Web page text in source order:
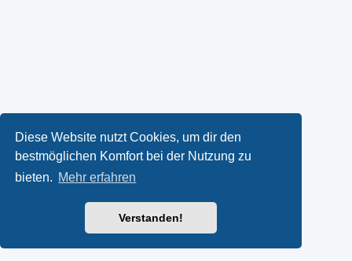
Diese Website nutzt Cookies, um dir den
bestmöglichen Komfort bei der Nutzung zu
bieten. Mehr erfahren
Verstanden!